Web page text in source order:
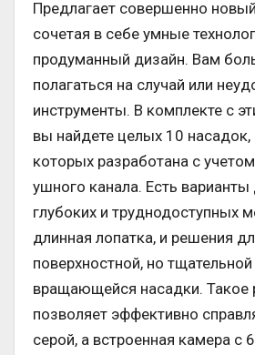
Предлагает совершенно
сочетая в себе умные
продуманный дизайн. Вам
полагаться на случай или
инструменты. В комплекте с
вы найдете целых 10
которых разработана с
ушного канала. Есть
глубоких и труднодоступных
длинная лопатка, и решения
поверхностной, но
вращающейся насадки. Такое
позволяет эффективно
серой, а встроенная камера с